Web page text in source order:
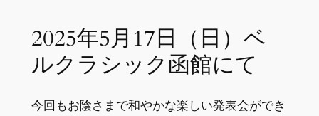
2025年5月17日（日）ベ
ルクラシック函館にて
今回もお陰さまで和やかな楽しい発表会ができ